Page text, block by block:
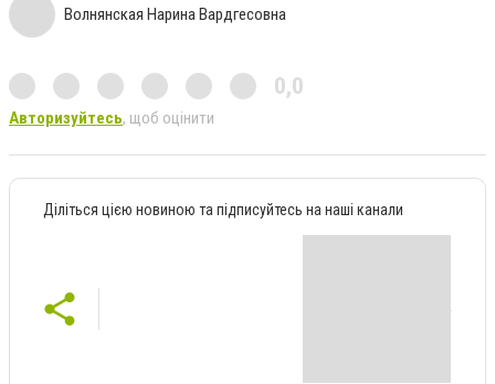
Волнянская Нарина Вардгесовна
0,0
Авторизуйтесь, щоб оцінити
Діліться цією новиною та підписуйтесь на наші канали